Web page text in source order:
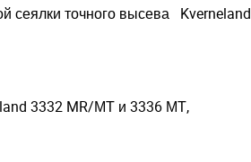
сеялки точного высева Kverneland
3332 MR/МТ и 3336 МТ,